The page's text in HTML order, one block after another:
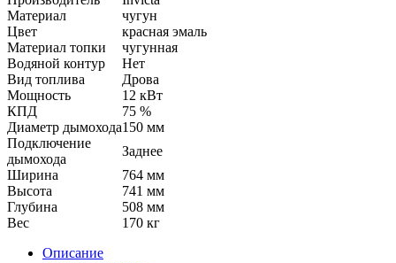
Материал
чугун
Цвет
красная эмаль
Материал топки
чугунная
Водяной контур
Нет
Вид топлива
Дрова
Мощность
12 кВт
КПД
75 %
Диаметр дымохода150 мм
Подключение
дымохода
Заднее
Ширина
764 мм
Высота
741 мм
Глубина
508 мм
Вес
170 кг
Описание